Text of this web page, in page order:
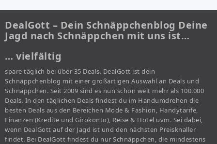
DealGott – Dein Schnäppchenblog Deine
Jagd nach Schnäppchen mit uns ist…
… vielfältig
spare täglich bei über 35 Deals. DealGott ist dein
Schnäppchenblog mit einer großartigen Auswahl an Deals und
Schnäppchen. Seit 2009 sind es nun schon weit mehr als 100.000
Deals. In den täglichen Deals findest du im Handumdrehen die
besten Deals aus den Bereichen Mode & Fashion, Handytarife,
Finanzen (Kredite und Girokonto), Reise & Hotel uvm. Sei dabei,
wenn DealGott auf der Jagd ist und den nächsten Preisknaller
findet. Bei DealGott findest du nur Schnäppchen, die mindestens